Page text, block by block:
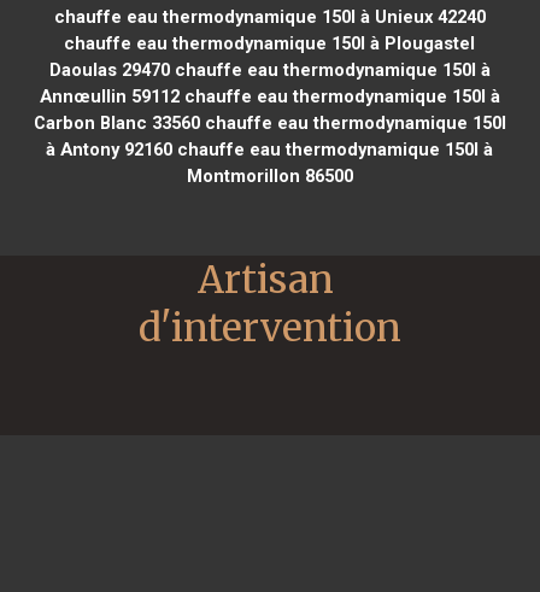
chauffe eau thermodynamique 150l à Unieux 42240
chauffe eau thermodynamique 150l à Plougastel
Daoulas 29470chauffe eau thermodynamique 150l à
Annœullin 59112chauffe eau thermodynamique 150l à
Carbon Blanc 33560chauffe eau thermodynamique 150l
à Antony 92160 chauffe eau thermodynamique 150l à
Montmorillon 86500
Artisan
d'intervention